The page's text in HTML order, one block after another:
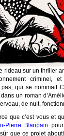
rideau sur un thriller
criminel,
qui se nommait
un roman
de nuit,
que c’est vous et
Pierre Blanpain
que ce projet